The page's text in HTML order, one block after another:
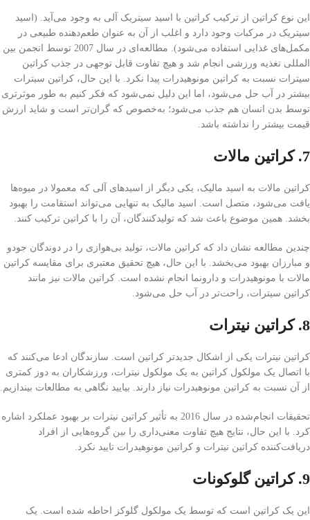
این نوع کراتین از ترکیب کراتین با اسید سیتریک آلی به وجود می‌آید. (اسید
سیتریک در مرکبات وجود دارد و اغلب از آن به عنوان طعم‌دهنده طبیعی در
مکمل‌های غذایی استفاده می‌شود). مطالعه‌ای در سال 2007 توسط انجمن بین
المللی تغذیه ورزشی انجام شد و هیچ تفاوت قابل توجهی در جذب کراتین
سیترات نسبت به کراتین مونوهیدرات پیدا نکرد. با این حال، کراتین سیترات
بیشتر در آب حل می‌شود، اما این دلیل نمی‌شود که فکر کنیم به طور موثرتری
توسط بدن انسان هم جذب می‌شود؛ به‌خصوص که گران‌تر است و شاید ارزش
قیمت بیشتر را نداشته باشد.
7. کراتین مالات
کراتین مالات به اسید مالیک، یکی دیگر از اسیدهای آلی که معمولا در میوه‌ها
یافت می‌شود، متصل است. اسید مالیک به تنهایی می‌تواند استقامت را بهبود
بخشد. همین موضوع باعث شد که تولیدکنندگان، آن را با کراتین ترکیب کنند.
چندین مطالعه نشان داد که کراتین مالات، تولید بی‌هوازی را در دوندگان جودو
و مبارزان بهبود می‌بخشد. با این حال، هیچ تحقیق معتبری برای مقایسه کراتین
مالات با مونوهیدرات و دارونما انجام نشده است. کراتین مالات نیز مانند
کراتین سیترات، راحت‌تر در آب حل می‌شود.
8. کراتین نیترات
کراتین نیترات یکی از اشکال جدیدتر کراتین است. سازندگان ادعا می‌کنند که
با اتصال یک مولکول کراتین به یک مولکول نیترات، ورزشکاران به دوز کمتری
از آن نسبت به کراتین مونوهیدرات نیاز دارند. بیایید نگاهی به مطالعات بیندازیم.
تحقیقات انجام‌شده در سال 2016 به تأثیر کراتین نیترات بر بهبود عملکرد اشاره
کرد. با این حال، نتایج هیچ تفاوت معنی‌داری را بین گروه‌هایی از افراد
دریافت‌کننده کراتین نیترات و کراتین مونوهیدرات تایید نکرد.
9. کراتین گلوکونات
این یک کراتین است که توسط یک مولکول گلوکز احاطه شده است. یک